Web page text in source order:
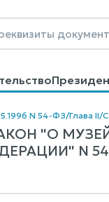
Контакты
N 54-ФЗ/Глава II/
"О
N